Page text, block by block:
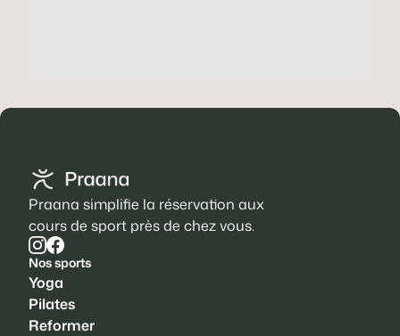
Praana simplifie la réservation aux
cours de sport près de chez vous.
Nos sports
Yoga
Pilates
Reformer